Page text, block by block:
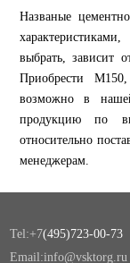
Названые
выбрать, зависит
Приобрести
возможно в
продукцию по
относительно
менеджерам.
Tel:+7(495)723-00-73
Email:info@vsktorg.ru